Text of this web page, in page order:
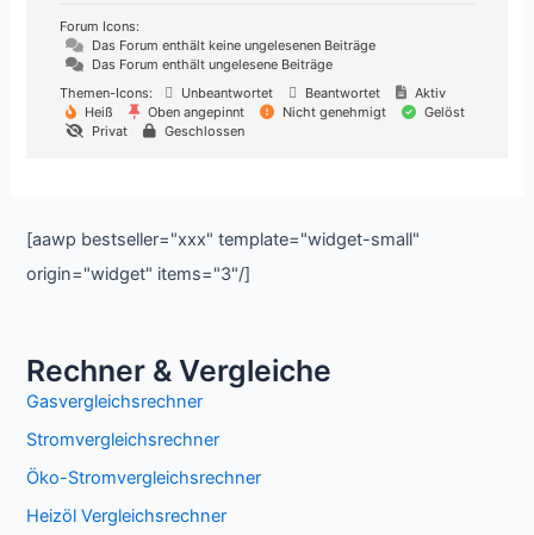
Forum Icons:
Das Forum enthält keine ungelesenen Beiträge
Das Forum enthält ungelesene Beiträge
Themen-Icons:
Unbeantwortet Beantwortet
Aktiv
Heiß
Oben angepinnt Nicht genehmigt
Gelöst
Privat
Geschlossen
[aawp bestseller="xxx" template="widget-small"
origin="widget" items="3"/]
Rechner & Vergleiche
Gasvergleichsrechner
Stromvergleichsrechner
Öko-Stromvergleichsrechner
Heizöl Vergleichsrechner